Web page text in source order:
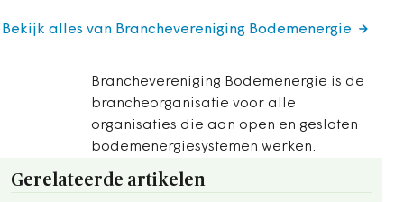
Branchevereniging Bodemenergie is de
brancheorganisatie voor alle
organisaties die aan open en gesloten
bodemenergiesystemen werken.
Bekijk alles van Branchevereniging Bodemenergie
Gerelateerde artikelen